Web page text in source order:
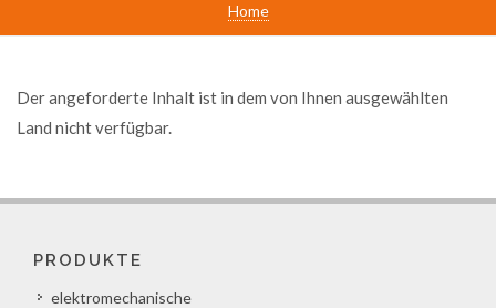
Home
Der angeforderte Inhalt ist in dem von Ihnen ausgewählten
Land nicht verfügbar.
PRODUKTE
elektromechanische